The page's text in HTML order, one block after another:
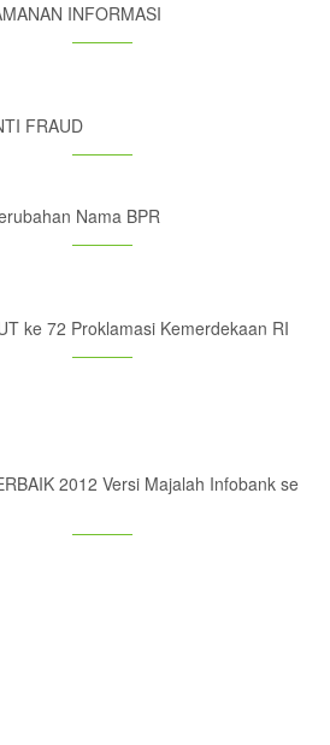
INFORMASI
FRAUD
Nama BPR
ke 72 Proklamasi Kemerdekaan RI
2012 Versi Majalah Infobank se